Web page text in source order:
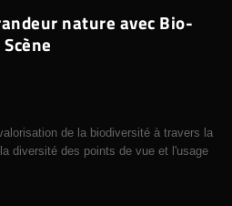
nature avec Bio-
Scène
de la biodiversité à travers la
diversité des points de vue et l'usage